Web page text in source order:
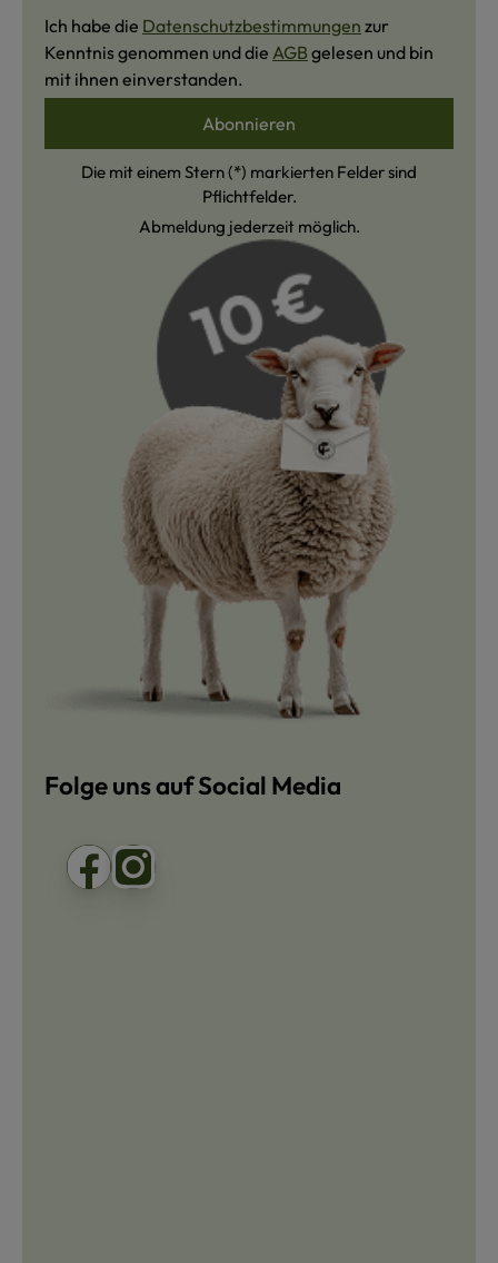
Ich habe die Datenschutzbestimmungen zur
Kenntnis genommen und die AGB gelesen und bin
mit ihnen einverstanden.
Abonnieren
Die mit einem Stern (*) markierten Felder sind
Pflichtfelder.
Abmeldung jederzeit möglich.
Folge uns auf Social Media